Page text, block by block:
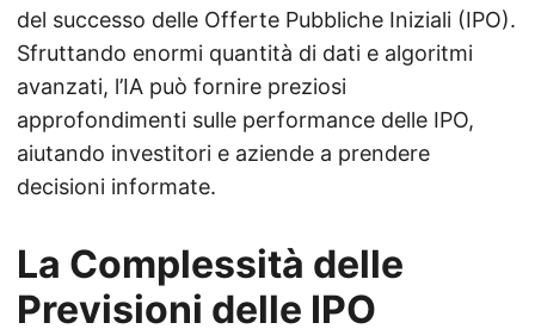
del successo delle Offerte Pubbliche Iniziali (IPO).
Sfruttando enormi quantità di dati e algoritmi
avanzati, l’IA può fornire preziosi
approfondimenti sulle performance delle IPO,
aiutando investitori e aziende a prendere
decisioni informate.
La Complessità delle
Previsioni delle IPO